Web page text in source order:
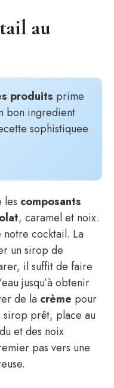
au
produits prime
bon ingredient
sophistiquee
les composants
, caramel et noix.
notre cocktail. La
un sirop de
il suffit de faire
jusqu’à obtenir
de la crème pour
sirop prêt, place au
et des noix
pas vers une